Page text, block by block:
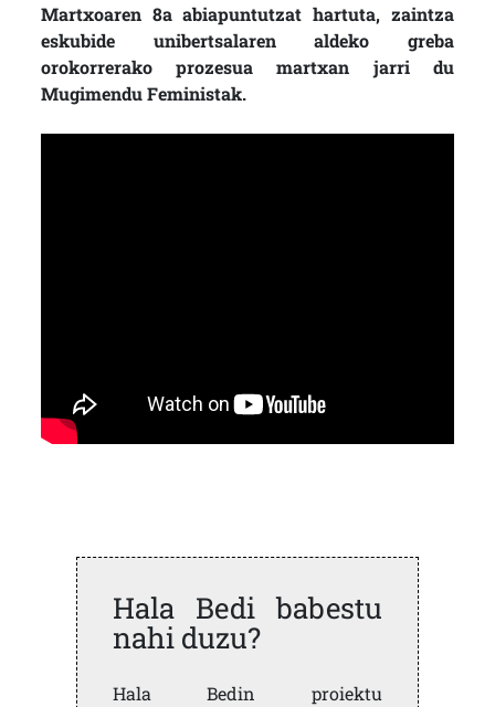
Martxoaren 8a abiapuntutzat hartuta, zaintza
eskubide unibertsalaren aldeko greba
orokorrerako prozesua martxan jarri du
Mugimendu Feministak.
Hala Bedi babestu
nahi duzu?
Hala Bedin proiektu